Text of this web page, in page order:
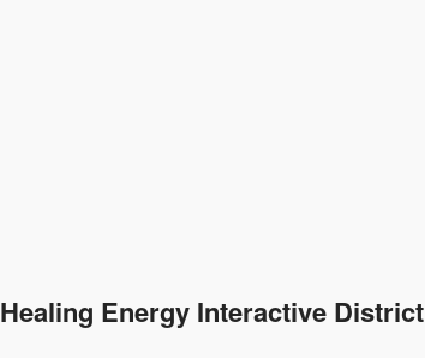
Healing Energy Interactive District